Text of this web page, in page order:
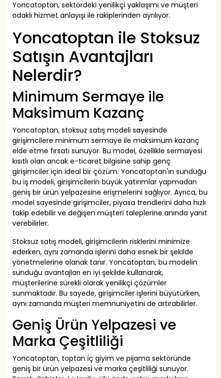
Yoncatoptan, sektördeki yenilikçi yaklaşımı ve müşteri
odaklı hizmet anlayışı ile rakiplerinden ayrılıyor.
Yoncatoptan ile Stoksuz
Satışın Avantajları
Nelerdir?
Minimum Sermaye ile
Maksimum Kazanç
Yoncatoptan, stoksuz satış modeli sayesinde
girişimcilere minimum sermaye ile maksimum kazanç
elde etme fırsatı sunuyor. Bu model, özellikle sermayesi
kısıtlı olan ancak e-ticaret bilgisine sahip genç
girişimciler için ideal bir çözüm. Yoncatoptan'ın sunduğu
bu iş modeli, girişimcilerin büyük yatırımlar yapmadan
geniş bir ürün yelpazesine erişmelerini sağlıyor. Ayrıca, bu
model sayesinde girişimciler, piyasa trendlerini daha hızlı
takip edebilir ve değişen müşteri taleplerine anında yanıt
verebilirler.
Stoksuz satış modeli, girişimcilerin risklerini minimize
ederken, aynı zamanda işlerini daha esnek bir şekilde
yönetmelerine olanak tanır. Yoncatoptan, bu modelin
sunduğu avantajları en iyi şekilde kullanarak,
müşterilerine sürekli olarak yenilikçi çözümler
sunmaktadır. Bu sayede, girişimciler işlerini büyütürken,
aynı zamanda müşteri memnuniyetini de artırabilirler.
Geniş Ürün Yelpazesi ve
Marka Çeşitliliği
Yoncatoptan, toptan iç giyim ve pijama sektöründe
geniş bir ürün yelpazesi ve marka çeşitliliği sunuyor.